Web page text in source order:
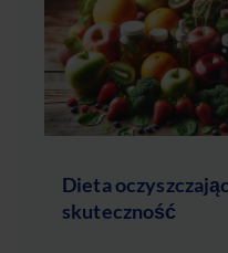
Dieta
skuteczność